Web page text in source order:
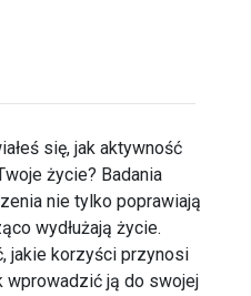
się, jak aktywność
życie? Badania
nie tylko poprawiają
wydłużają życie.
jakie korzyści przynosi
wprowadzić ją do swojej